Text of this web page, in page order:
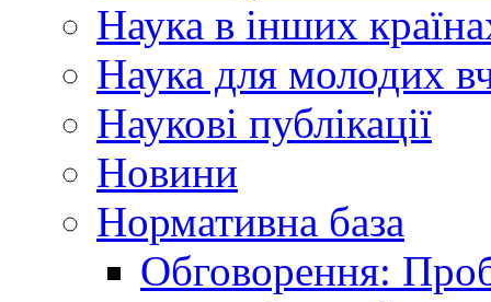
Наука в інших
Наука для молодих
Наукові публікації
Новини
Нормативна база
Обговорення: